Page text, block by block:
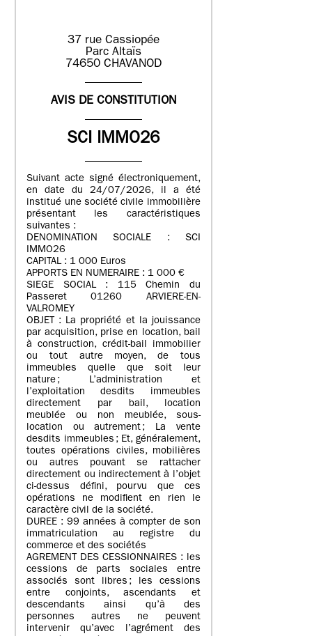
37 rue Cassiopée
Parc Altaïs
74650 CHAVANOD
AVIS DE CONSTITUTION
SCI IMMO26
Suivant acte signé électroniquement,
en date du 24/07/2026, il a été
institué une société civile immobilière
présentant les caractéristiques
suivantes :
DENOMINATION SOCIALE : SCI
IMMO26
CAPITAL : 1 000 Euros
APPORTS EN NUMERAIRE : 1 000 €
SIEGE SOCIAL : 115 Chemin du
Passeret 01260 ARVIERE-EN-
VALROMEY
OBJET : La propriété et la jouissance
par acquisition, prise en location, bail
à construction, crédit-bail immobilier
ou tout autre moyen, de tous
immeubles quelle que soit leur
nature ; L’administration et
l’exploitation desdits immeubles
directement par bail, location
meublée ou non meublée, sous-
location ou autrement ; La vente
desdits immeubles ; Et, généralement,
toutes opérations civiles, mobilières
ou autres pouvant se rattacher
directement ou indirectement à l’objet
ci-dessus défini, pourvu que ces
opérations ne modifient en rien le
caractère civil de la société.
DUREE : 99 années à compter de son
immatriculation au registre du
commerce et des sociétés
AGREMENT DES CESSIONNAIRES : les
cessions de parts sociales entre
associés sont libres ; les cessions
entre conjoints, ascendants et
descendants ainsi qu’à des
personnes autres ne peuvent
intervenir qu’avec l’agrément des